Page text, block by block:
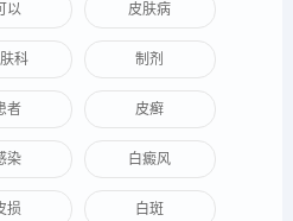
以 皮肤病
科 制剂
者 皮癣
染 白癜风
损 白斑